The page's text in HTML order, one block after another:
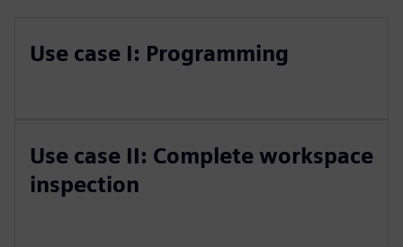
Use case I: Programming
Use case II: Complete workspace
inspection